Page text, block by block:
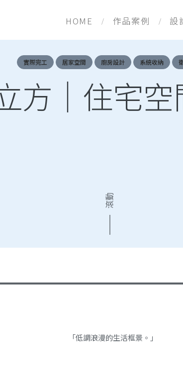
HOME 作品案例 設
實際完工
居家空間 廚房設計 系統收納
方｜住宅
滾動
「低調浪漫的生活框景。」